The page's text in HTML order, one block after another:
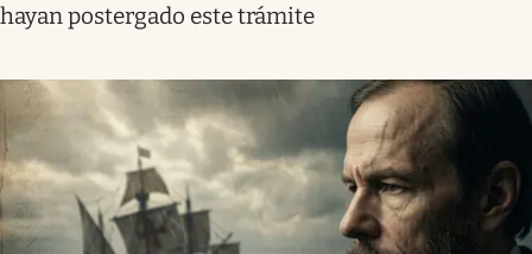
hayan postergado este trámite